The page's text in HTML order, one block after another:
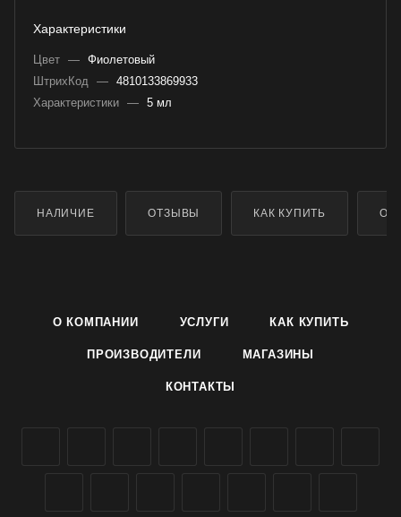
Характеристики
Цвет — Фиолетовый
ШтрихКод — 4810133869933
Характеристики — 5 мл
НАЛИЧИЕ ОТЗЫВЫ КАК КУПИТЬ
О КОМПАНИИ УСЛУГИ КАК КУПИТЬ
ПРОИЗВОДИТЕЛИ МАГАЗИНЫ
КОНТАКТЫ